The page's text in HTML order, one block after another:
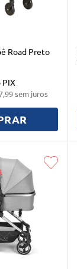
Road Preto
PIX
,99sem juros